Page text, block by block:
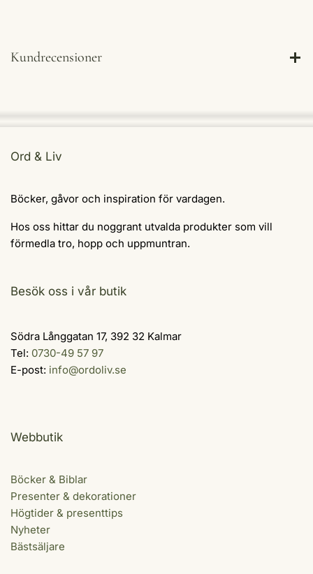
Kundrecensioner
Ord & Liv
Böcker, gåvor och inspiration för vardagen.
Hos oss hittar du noggrant utvalda produkter som vill
förmedla tro, hopp och uppmuntran.
Besök oss i vår butik
Södra Långgatan 17, 392 32 Kalmar
Tel: 0730-49 57 97
E-post: info@ordoliv.se
Webbutik
Böcker & Biblar
Presenter & dekorationer
Högtider & presenttips
Nyheter
Bästsäljare